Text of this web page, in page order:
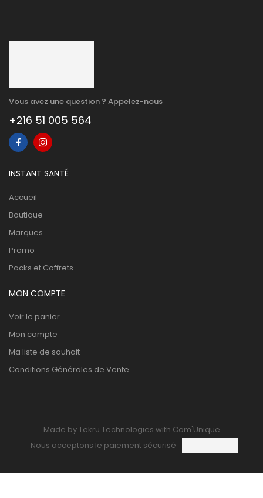
Vous avez une question ? Appelez-nous
+216 51 005 564
INSTANT SANTÉ
Accueil
Boutique
Marques
Promo
Packs et Coffrets
MON COMPTE
Voir le panier
Mon compte
Ma liste de souhait
Conditions Générales de Vente
Made by Tekru Technologies with Com'Unique
Nous acceptons le paiement sécurisé